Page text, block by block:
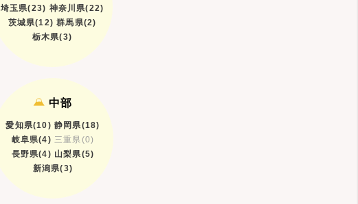
埼玉県(23) 神奈川県(22)
茨城県(12) 群馬県(2)
栃木県(3)
中部
愛知県(10) 静岡県(18)
岐阜県(4) 三重県(0)
長野県(4) 山梨県(5)
新潟県(3)